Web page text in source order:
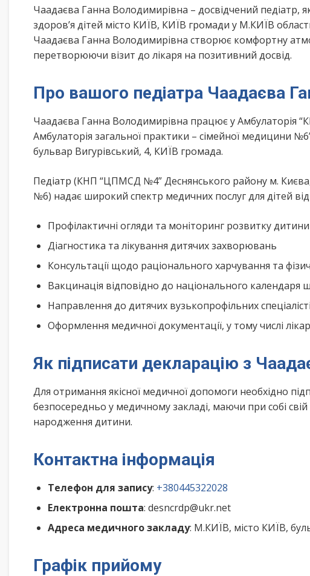
Чаадаєва Ганна Володимирівна – досвідчений педіатр,
здоров’я дітей місто КИЇВ, КИЇВ громади у М.КИЇВ
Чаадаєва Ганна Володимирівна створює комфортну
перетворюючи візит до лікаря на позитивний досвід.
Про вашого педіатра Чаадаєва
Чаадаєва Ганна Володимирівна працює у Амбулаторія
Амбулаторія загальної практики – сімейної медицини
бульвар Вигурівський, 4, КИЇВ громада.
Педіатр (КНП “ЦПМСД №4” Деснянського району м.
№6) надає широкий спектр медичних послуг для дітей
Профілактичні огляди та моніторинг розвитку дитини
Діагностика та лікування дитячих захворювань
Консультації щодо раціонального харчування та
Вакцинація відповідно до національного календаря
Направлення до дитячих вузькопрофільних
Оформлення медичної документації, у тому числі
Як підписати декларацію з
Для отримання якісної медичної допомоги необхідно
безпосередньо у медичному закладі, маючи при собі
народження дитини.
Контактна інформація
Телефон для запису: +380445322028
Електронна пошта: desncrdp@ukr.net
Адреса медичного закладу: М.КИЇВ, місто КИЇВ,
Графік прийому